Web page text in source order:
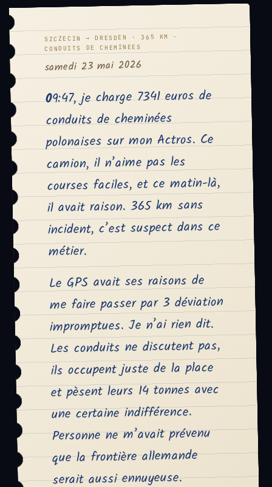
SZCZECIN → DRESDEN · 365 KM ·
CONDUITS DE CHEMINEES
samedi 23 mai 2026
09:47, je charge 7341 euros de
conduits de cheminées
polonaises sur mon Actros. Ce
camion, il n’aime pas les
courses faciles, et ce matin-là,
il avait raison. 365 km sans
incident, c’est suspect dans ce
métier.
Le GPS avait ses raisons de
me faire passer par 3 déviation
impromptues. Je n’ai rien dit.
Les conduits ne discutent pas,
ils occupent juste de la place
et pèsent leurs 14 tonnes avec
une certaine indifférence.
Personne ne m’avait prévenu
que la frontière allemande
serait aussi ennuyeuse.